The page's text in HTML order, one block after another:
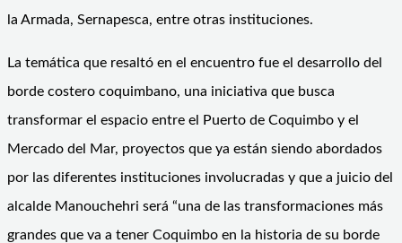
la Armada, Sernapesca, entre otras instituciones.
La temática que resaltó en el encuentro fue el desarrollo del
borde costero coquimbano, una iniciativa que busca
transformar el espacio entre el Puerto de Coquimbo y el
Mercado del Mar, proyectos que ya están siendo abordados
por las diferentes instituciones involucradas y que a juicio del
alcalde Manouchehri será “una de las transformaciones más
grandes que va a tener Coquimbo en la historia de su borde